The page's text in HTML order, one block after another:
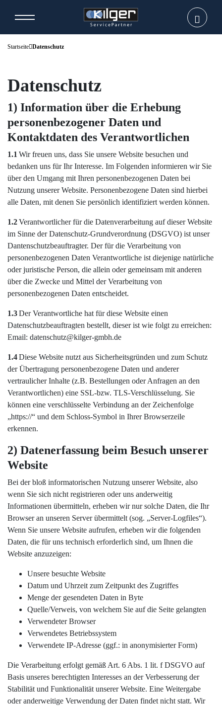
Startseite Datenschutz
Datenschutz
1) Information über die Erhebung
personenbezogener Daten und
Kontaktdaten des Verantwortlichen
1.1 Wir freuen uns, dass Sie unsere Website besuchen und
bedanken uns für Ihr Interesse. Im Folgenden informieren wir Sie
über den Umgang mit Ihren personenbezogenen Daten bei
Nutzung unserer Website. Personenbezogene Daten sind hierbei
alle Daten, mit denen Sie persönlich identifiziert werden können.
1.2Verantwortlicher für die Datenverarbeitung auf dieser Website
im Sinne der Datenschutz-Grundverordnung (DSGVO) ist unser
Dantenschutzbeauftragter. Der für die Verarbeitung von
personenbezogenen Daten Verantwortliche ist diejenige natürliche
oder juristische Person, die allein oder gemeinsam mit anderen
über die Zwecke und Mittel der Verarbeitung von
personenbezogenen Daten entscheidet.
1.3Der Verantwortliche hat für diese Website einen
Datenschutzbeauftragten bestellt, dieser ist wie folgt zu erreichen:
Email: datenschutz@kilger-gmbh.de
1.4Diese Website nutzt aus Sicherheitsgründen und zum Schutz
der Übertragung personenbezogene Daten und anderer
vertraulicher Inhalte (z.B. Bestellungen oder Anfragen an den
Verantwortlichen) eine SSL-bzw. TLS-Verschlüsselung. Sie
können eine verschlüsselte Verbindung an der Zeichenfolge
„https://“ und dem Schloss-Symbol in Ihrer Browserzeile
erkennen.
2) Datenerfassung beim Besuch unserer
Website
Bei der bloß informatorischen Nutzung unserer Website, also
wenn Sie sich nicht registrieren oder uns anderweitig
Informationen übermitteln, erheben wir nur solche Daten, die Ihr
Browser an unseren Server übermittelt (sog. „Server-Logfiles“).
Wenn Sie unsere Website aufrufen, erheben wir die folgenden
Daten, die für uns technisch erforderlich sind, um Ihnen die
Website anzuzeigen:
Unsere besuchte Website
Datum und Uhrzeit zum Zeitpunkt des Zugriffes
Menge der gesendeten Daten in Byte
Quelle/Verweis, von welchem Sie auf die Seite gelangten
Verwendeter Browser
Verwendetes Betriebssystem
Verwendete IP-Adresse (ggf.: in anonymisierter Form)
Die Verarbeitung erfolgt gemäß Art. 6 Abs. 1 lit. f DSGVO auf
Basis unseres berechtigten Interesses an der Verbesserung der
Stabilität und Funktionalität unserer Website. Eine Weitergabe
oder anderweitige Verwendung der Daten findet nicht statt. Wir